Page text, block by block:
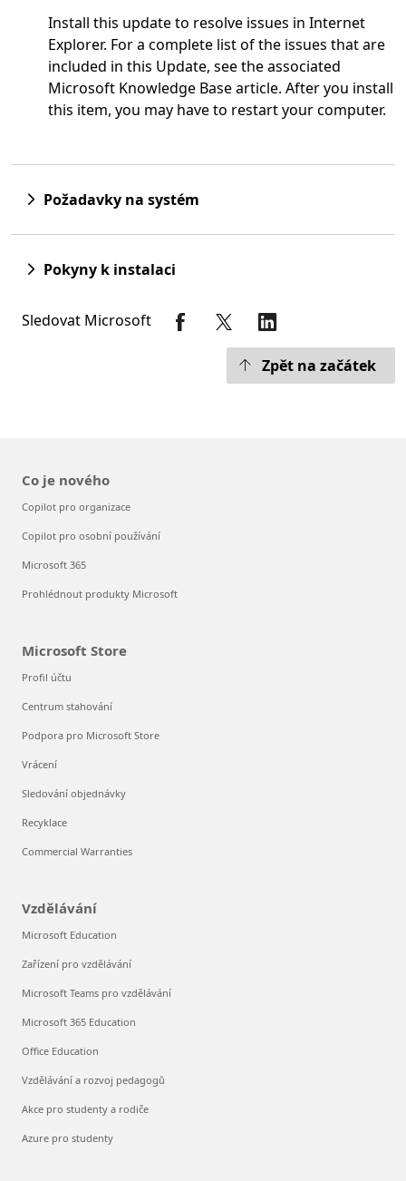
Install this update to resolve issues in Internet
Explorer. For a complete list of the issues that are
included in this Update, see the associated
Microsoft Knowledge Base article. After you install
this item, you may have to restart your computer.
Požadavky na systém
Pokyny k instalaci
Sledovat Microsoft
Zpět na začátek
Co je nového
Copilot pro organizace
Copilot pro osobní používání
Microsoft 365
Prohlédnout produkty Microsoft
Microsoft Store
Profil účtu
Centrum stahování
Podpora pro Microsoft Store
Vrácení
Sledování objednávky
Recyklace
Commercial Warranties
Vzdělávání
Microsoft Education
Zařízení pro vzdělávání
Microsoft Teams pro vzdělávání
Microsoft 365 Education
Office Education
Vzdělávání a rozvoj pedagogů
Akce pro studenty a rodiče
Azure pro studenty